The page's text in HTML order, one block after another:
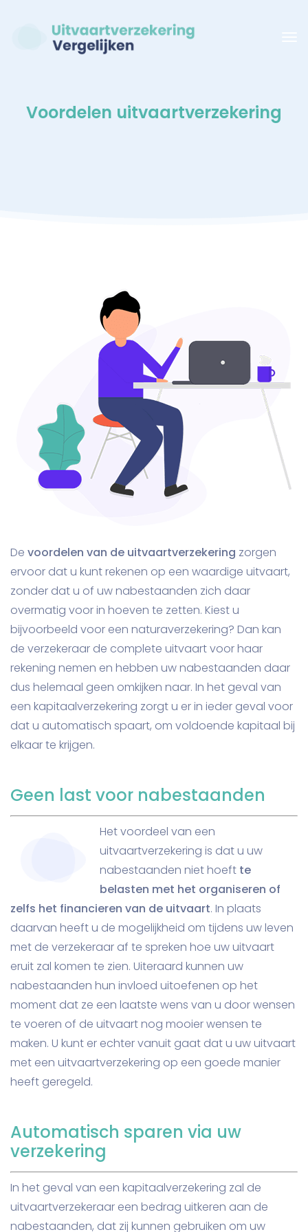
Voordelen uitvaartverzekering
De voordelen van de uitvaartverzekering zorgen
ervoor dat u kunt rekenen op een waardige uitvaart,
zonder dat u of uw nabestaanden zich daar
overmatig voor in hoeven te zetten. Kiest u
bijvoorbeeld voor een naturaverzekering? Dan kan
de verzekeraar de complete uitvaart voor haar
rekening nemen en hebben uw nabestaanden daar
dus helemaal geen omkijken naar. In het geval van
een kapitaalverzekering zorgt u er in ieder geval voor
dat u automatisch spaart, om voldoende kapitaal bij
elkaar te krijgen.
Geen last voor nabestaanden
Het voordeel van een
uitvaartverzekering is dat u uw
nabestaanden niet hoeft te
belasten met het organiseren of
zelfs het financieren van de uitvaart. In plaats
daarvan heeft u de mogelijkheid om tijdens uw leven
met de verzekeraar af te spreken hoe uw uitvaart
eruit zal komen te zien. Uiteraard kunnen uw
nabestaanden hun invloed uitoefenen op het
moment dat ze een laatste wens van u door wensen
te voeren of de uitvaart nog mooier wensen te
maken. U kunt er echter vanuit gaat dat u uw uitvaart
met een uitvaartverzekering op een goede manier
heeft geregeld.
Automatisch sparen via uw
verzekering
In het geval van een kapitaalverzekering zal de
uitvaartverzekeraar een bedrag uitkeren aan de
nabestaanden, dat zij kunnen gebruiken om uw